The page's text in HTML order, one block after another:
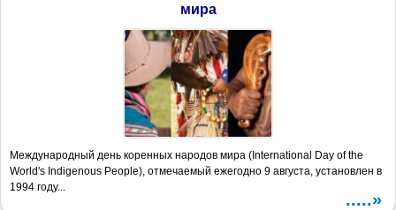
мира
Международный день коренных народов мира (International Day of the
World's Indigenous People), отмечаемый ежегодно 9 августа, установлен в
1994 году...
.....»